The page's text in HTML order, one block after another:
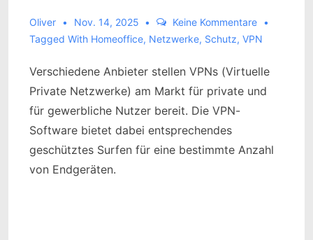
Oliver Nov. 14, 2025
Keine Kommentare
Tagged With Homeoffice, Netzwerke, Schutz, VPN
Verschiedene Anbieter stellen VPNs (Virtuelle
Private Netzwerke) am Markt für private und
für gewerbliche Nutzer bereit. Die VPN-
Software bietet dabei entsprechendes
geschütztes Surfen für eine bestimmte Anzahl
von Endgeräten.